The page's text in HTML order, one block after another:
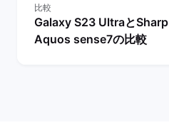
比較
Galaxy S23 UltraとSharp
Aquos sense7の比較